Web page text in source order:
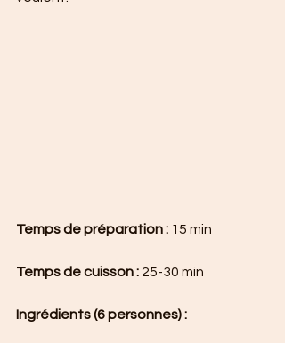
Temps de préparation : 15 min
Temps de cuisson : 25-30 min
Ingrédients (6 personnes) :